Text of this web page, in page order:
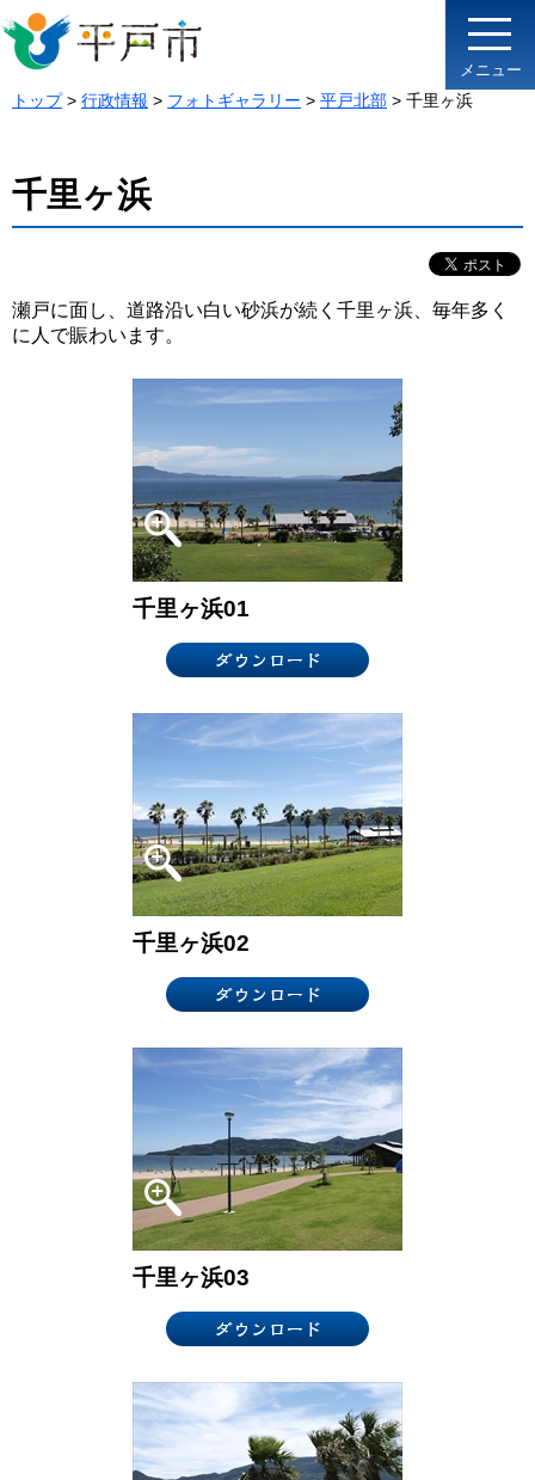
メニュー
トップ> 行政情報 > フォトギャラリー > 平戸北部 > 千里ヶ浜
千里ヶ浜
瀬戸に面し、道路沿い白い砂浜が続く千里ヶ浜、毎年多く
に人で賑わいます。
千里ヶ浜01
千里ヶ浜02
千里ヶ浜03